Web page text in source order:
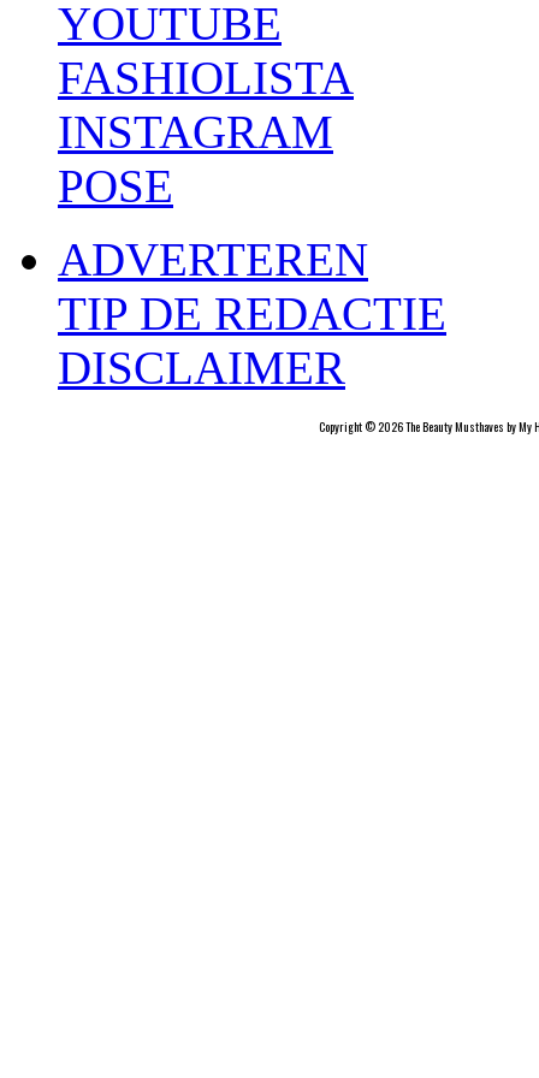
YOUTUBE
FASHIOLISTA
INSTAGRAM
POSE
ADVERTEREN
TIP DE REDACTIE
DISCLAIMER
Copyright © 2026 The Beauty Musthaves by My